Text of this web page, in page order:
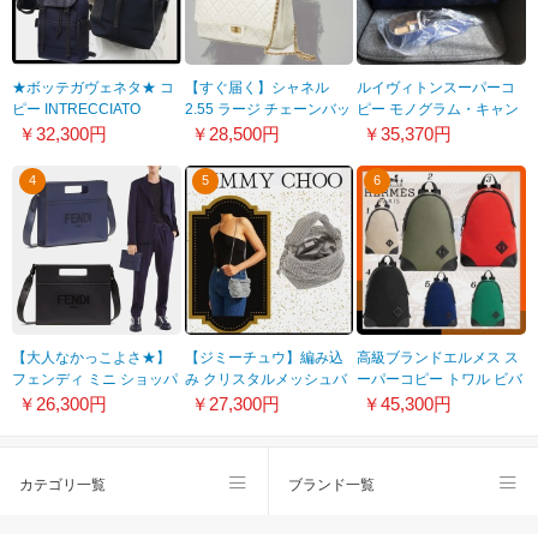
★ボッテガヴェネタ★ コ
ピー INTRECCIATO
Panel Backpac.k★正規品
￥32,300円
【すぐ届く】シャネル
2.55 ラージ チェーンバッ
グ 偽物
￥28,500円
ルイヴィトンスーパーコ
ピー モノグラム・キャン
バス 旅行鞄アイコニック
ル 50 M43861
￥35,370円
4
【大人なかっこよさ★】
フェンディ ミニ ショッパ
ー バッグ 偽物
￥26,300円
5
【ジミーチュウ】編み込
み クリスタルメッシュバ
ッグ コピー BONNYCXZ
￥27,300円
6
高級ブランドエルメス ス
ーパーコピー トワル ビバ
ーク バックパック♪6色
￥45,300円
カテゴリ一覧 ブランド一覧